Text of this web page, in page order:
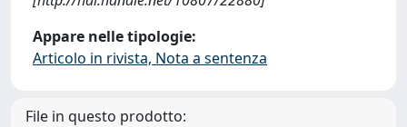
Appare nelle tipologie:
Articolo in rivista, Nota a sentenza
File in questo prodotto: